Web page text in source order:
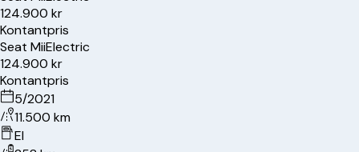
124.900 kr
Kontantpris
Seat MiiElectric
124.900 kr
Kontantpris
5/2021
11.500 km
El